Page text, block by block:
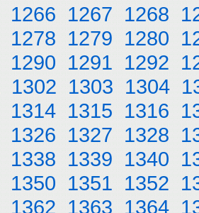
1266 1267 1268
1278 1279 1280
1290 1291 1292
1302 1303 1304
1314 1315 1316
1326 1327 1328
1338 1339 1340
1350 1351 1352
1362 1363 1364